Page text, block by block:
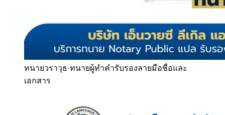
ทนายวราวุธ·ทนายผู้ทำคำรับรองลายมือชื่อและ
เอกสาร